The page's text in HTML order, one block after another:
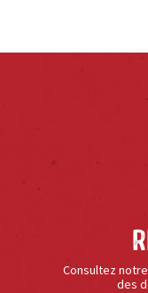
Consultez
des